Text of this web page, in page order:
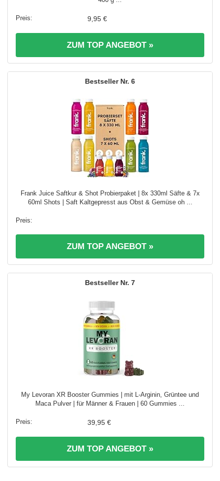
9,95 €
ZUM TOP ANGEBOT »
6
Frank Juice Saftkur & Shot Probierpaket | 8x 330ml Säfte & 7x
60ml Shots | Saft Kaltgepresst aus Obst & Gemüse oh ...
ZUM TOP ANGEBOT »
7
My Levoran XR Booster Gummies | mit L-Arginin, Grüntee und
Maca Pulver | für Männer & Frauen | 60 Gummies ...
39,95 €
ZUM TOP ANGEBOT »